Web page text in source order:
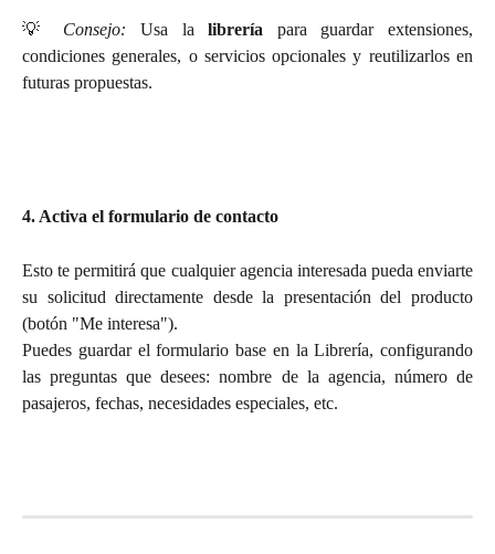
💡 Consejo: Usa lalibrería para guardar extensiones,
condiciones generales, o servicios opcionales y reutilizarlos en
futuras propuestas.
4. Activa el formulario de contacto
Esto te permitirá que cualquier agencia interesada pueda enviarte
su solicitud directamente desde la presentación del producto
(botón "Me interesa").
Puedes guardar el formulario base en la Librería, configurando
las preguntas que desees: nombre de la agencia, número de
pasajeros, fechas, necesidades especiales, etc.